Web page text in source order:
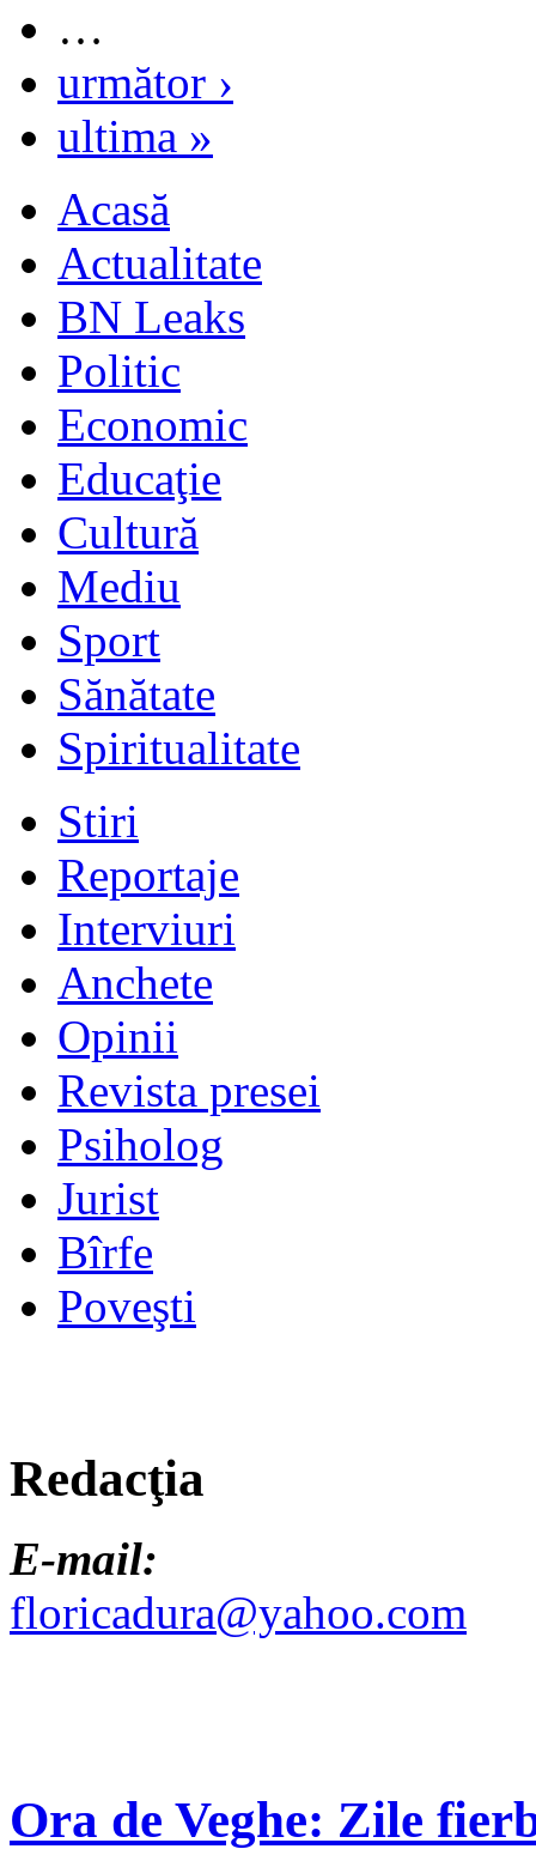
…
următor ›
ultima »
Acasă
Actualitate
BN Leaks
Politic
Economic
Educaţie
Cultură
Mediu
Sport
Sănătate
Spiritualitate
Stiri
Reportaje
Interviuri
Anchete
Opinii
Revista presei
Psiholog
Jurist
Bîrfe
Poveşti
Redacţia
E-mail:
floricadura@yahoo.com
Ora de Veghe: Zile